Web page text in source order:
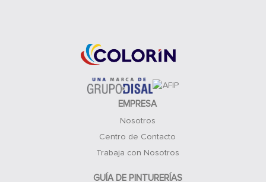
EMPRESA
Nosotros
Centro de Contacto
Trabaja con Nosotros
GUÍA DE PINTURERÍAS